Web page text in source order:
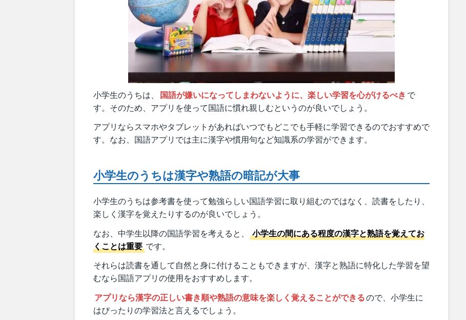
小学生のうちは、 国語が嫌いになってしまわないように、楽しい学習を心がけるべき で
す。そのため、アプリを使って国語に慣れ親しむというのが良いでしょう。
アプリならスマホやタブレットがあればいつでもどこでも手軽に学習できるのでおすすめで
す。なお、国語アプリでは主に漢字や慣用句など知識系の学習ができます。
小学生のうちは漢字や熟語の暗記が大事
小学生のうちは参考書を使って勉強らしい国語学習に取り組むのではなく、読書をしたり、
楽しく漢字を覚えたりするのが良いでしょう。
なお、中学生以降の国語学習を考えると、
小学生の間にある程度の漢字と熟語を覚えてお
くことは重要 です。
それらは読書を通して自然と身に付けることもできますが、漢字と熟語に特化した学習を望
むなら国語アプリの使用をおすすめします。
アプリなら漢字の正しい書き順や熟語の意味を楽しく覚えることができるので、小学生に
はぴったりの学習法と言えるでしょう。